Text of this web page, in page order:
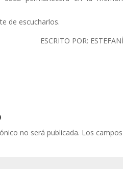
de escucharlos.
ESCRITO POR:
no será publicada. Los